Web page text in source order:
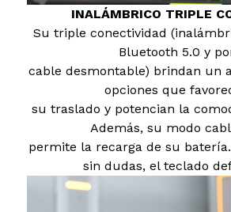
INALÁMBRICO TRIPLE
Su triple conectividad
Bluetooth 5.0 y
cable desmontable) brindan un
opciones que
su traslado y potencian la
Además, su modo
permite la recarga de su
sin dudas, el teclado